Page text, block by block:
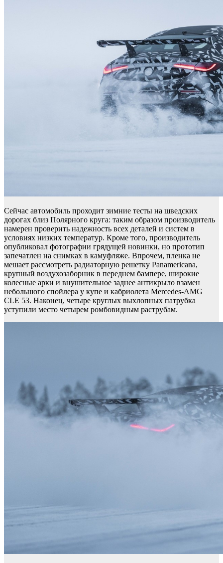
Сейчас автомобиль проходит зимние тесты на шведских
дорогах близ Полярного круга: таким образом производитель
намерен проверить надежность всех деталей и систем в
условиях низких температур. Кроме того, производитель
опубликовал фотографии грядущей новинки, но прототип
запечатлен на снимках в камуфляже. Впрочем, пленка не
мешает рассмотреть радиаторную решетку Panamericana,
крупный воздухозаборник в переднем бампере, широкие
колесные арки и внушительное заднее антикрыло взамен
небольшого спойлера у купе и кабриолета Mercedes-AMG
CLE 53. Наконец, четыре круглых выхлопных патрубка
уступили место четырем ромбовидным раструбам.